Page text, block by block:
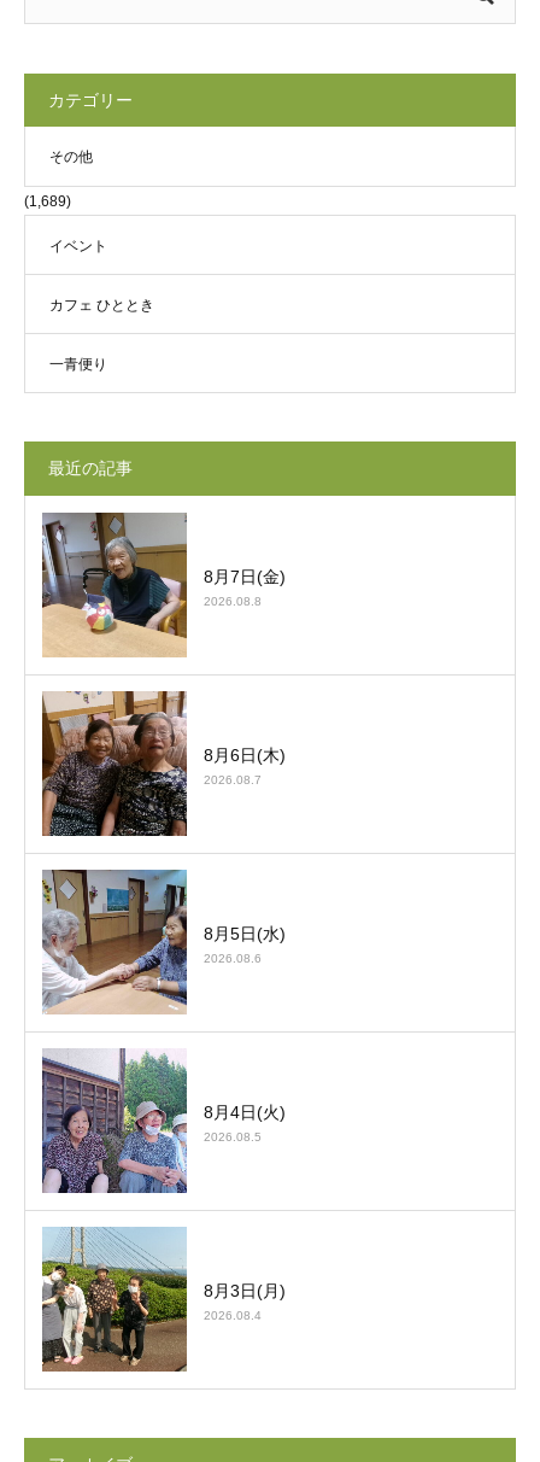
カテゴリー
その他
(1,689)
イベント
カフェ ひととき
一青便り
最近の記事
8月7日(金)
2026.08.8
8月6日(木)
2026.08.7
8月5日(水)
2026.08.6
8月4日(火)
2026.08.5
8月3日(月)
2026.08.4